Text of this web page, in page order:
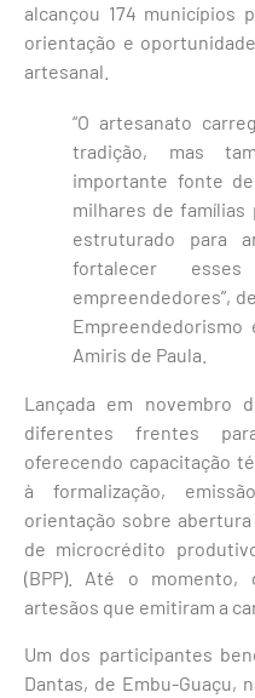
alcançou 174 municípios
orientação e
artesanal.
“O artesanato
tradição, mas
importante fonte
milhares de famílias
estruturado para
fortalecer
empreendedores”,
Empreendedorismo
Amiris de Paula.
Lançada em novembro
diferentes frentes
oferecendo capacitação
à formalização,
orientação sobre
de microcrédito
(BPP). Até o momento,
artesãos que emitiram a
Um dos participantes
Dantas, de Embu-Guaçu,